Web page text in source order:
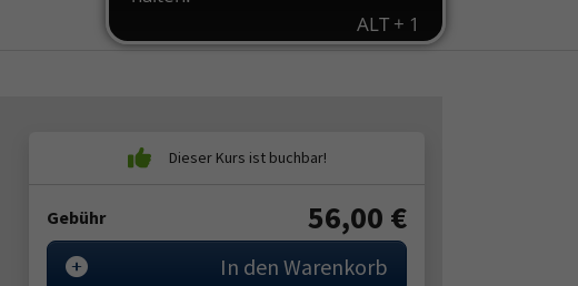
Gebühr 56,00 €
In den Warenkorb